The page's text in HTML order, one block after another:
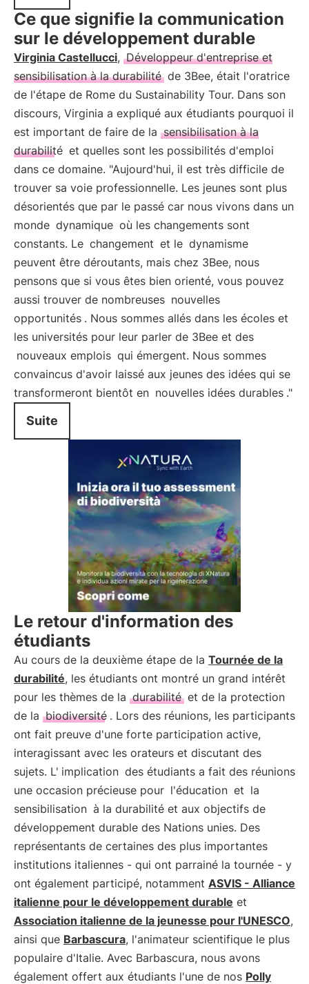
Ce que signifie la communication
sur le développement durable
Virginia Castellucci, Développeur d'entreprise et
sensibilisation à la durabilité de 3Bee, était l'oratrice
de l'étape de Rome du Sustainability Tour. Dans son
discours, Virginia a expliqué aux étudiants pourquoi il
est important de faire de la sensibilisation à la
durabilité et quelles sont les possibilités d'emploi
dans ce domaine. "Aujourd'hui, il est très difficile de
trouver sa voie professionnelle. Les jeunes sont plus
désorientés que par le passé car nous vivons dans un
monde dynamique où les changements sont
constants. Le changement et le dynamisme
peuvent être déroutants, mais chez 3Bee, nous
pensons que si vous êtes bien orienté, vous pouvez
aussi trouver de nombreuses nouvelles
opportunités . Nous sommes allés dans les écoles et
les universités pour leur parler de 3Bee et des
nouveaux emplois qui émergent. Nous sommes
convaincus d'avoir laissé aux jeunes des idées qui se
transformeront bientôt en nouvelles idées durables ."
Suite
Le retour d'information des
étudiants
Au cours de la deuxième étape de la Tournée de la
durabilité, les étudiants ont montré un grand intérêt
pour les thèmes de la durabilité et de la protection
de la biodiversité . Lors des réunions, les participants
ont fait preuve d'une forte participation active,
interagissant avec les orateurs et discutant des
sujets. L' implication des étudiants a fait des réunions
une occasion précieuse pour l'éducation et la
sensibilisation à la durabilité et aux objectifs de
développement durable des Nations unies. Des
représentants de certaines des plus importantes
institutions italiennes - qui ont parrainé la tournée - y
ont également participé, notamment ASVIS - Alliance
italienne pour le développement durable et
Association italienne de la jeunesse pour l'UNESCO,
ainsi que Barbascura, l'animateur scientifique le plus
populaire d'Italie. Avec Barbascura, nous avons
également offert aux étudiants l'une de nos Polly